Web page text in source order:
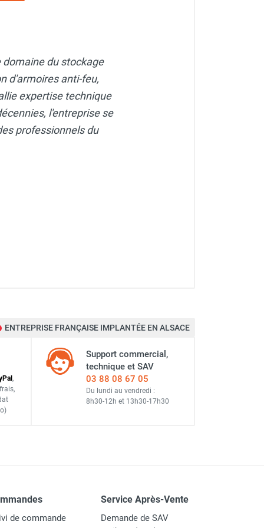
du stockage
d'armoires anti-feu,
expertise technique
l'entreprise se
professionnels du
ENTREPRISE FRANÇAISE IMPLANTÉE EN ALSACE
Pal ,
,
Support commercial,
technique et SAV
03 88 08 67 05
Du lundi au vendredi :
8h30-12h et 13h30-17h30
de commande
Service Après-Vente
Demande de SAV